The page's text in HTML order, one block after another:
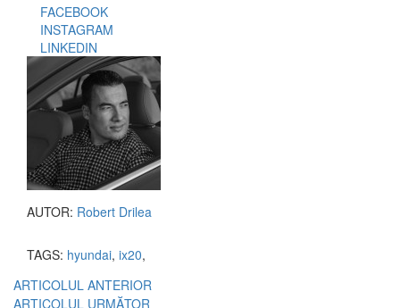
FACEBOOK
INSTAGRAM
LINKEDIN
AUTOR: Robert Drilea
TAGS: hyundai, ix20,
ARTICOLUL ANTERIOR
ARTICOLUL URMĂTOR